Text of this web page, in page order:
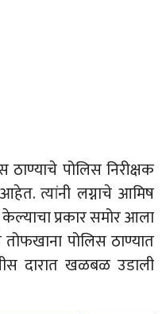
पोलिस निरीक्षक
त्यांनी लग्नाचे आमिष
प्रकार समोर आला
पोलिस ठाण्यात
दारात खळबळ उडाली